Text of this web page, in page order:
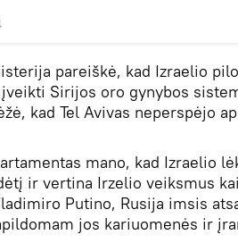
pareiškė, kad Izraelio
Sirijos oro gynybos
kad Tel Avivas neperspėjo
mano, kad Izraelio
ir vertina Irzelio veiksmus
Putino, Rusija imsis
jos kariuomenės ir